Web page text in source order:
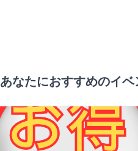
あなたにおすすめのイベ